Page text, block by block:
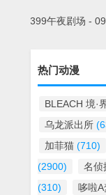
4399午夜剧场 -
热门动漫
BLEACH 境·
乌龙派出所
加菲猫 (710)
(2900)
名侦
(310)
哆啦